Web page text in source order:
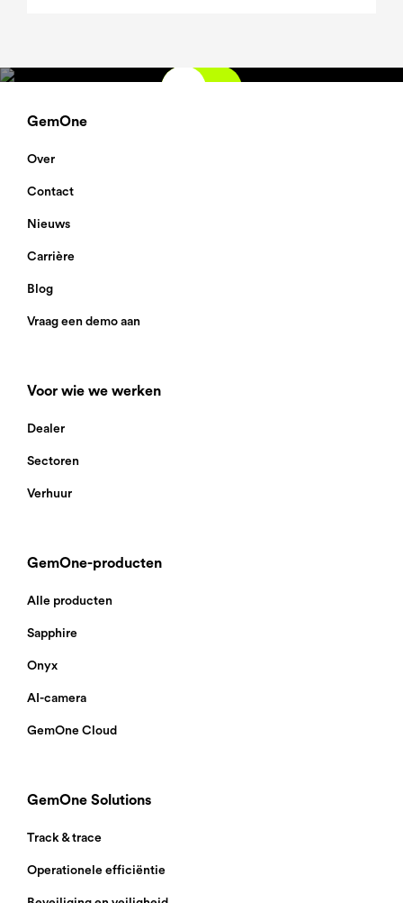
GemOne
Over
Contact
Nieuws
Carrière
Blog
Vraag een demo aan
Voor wie we werken
Dealer
Sectoren
Verhuur
GemOne-producten
Alle producten
Sapphire
Onyx
AI-camera
GemOne Cloud
GemOne Solutions
Track & trace
Operationele efficiëntie